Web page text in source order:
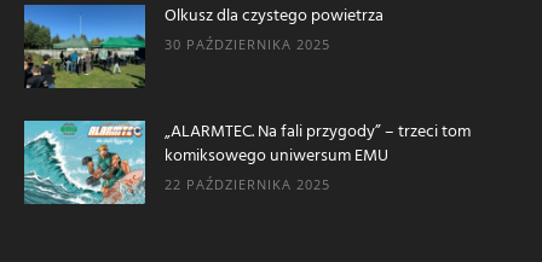
Olkusz dla czystego powietrza
30 PAŹDZIERNIKA 2025
„ALARMTEC. Na fali przygody” – trzeci tom
komiksowego uniwersum EMU
22 PAŹDZIERNIKA 2025